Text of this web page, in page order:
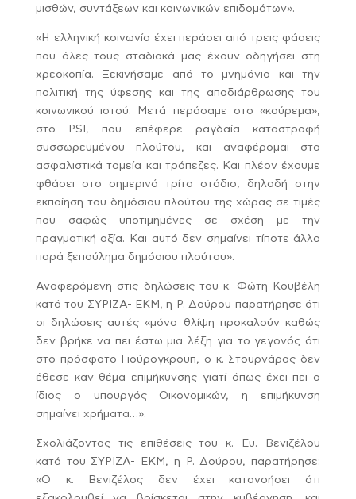
μισθών, συντάξεων και κοινωνικών επιδομάτων».
«Η ελληνική κοινωνία έχει περάσει από τρεις φάσεις
που όλες τους σταδιακά μας έχουν οδηγήσει στη
χρεοκοπία. Ξεκινήσαμε από το μνημόνιο και την
πολιτική της ύφεσης και της αποδιάρθρωσης του
κοινωνικού ιστού. Μετά περάσαμε στο «κούρεμα»,
στο PSI, που επέφερε ραγδαία καταστροφή
συσσωρευμένου πλούτου, και αναφέρομαι στα
ασφαλιστικά ταμεία και τράπεζες. Και πλέον έχουμε
φθάσει στο σημερινό τρίτο στάδιο, δηλαδή στην
εκποίηση του δημόσιου πλούτου της χώρας σε τιμές
που σαφώς υποτιμημένες σε σχέση με την
πραγματική αξία. Και αυτό δεν σημαίνει τίποτε άλλο
παρά ξεπούλημα δημόσιου πλούτου».
Αναφερόμενη στις δηλώσεις του κ. Φώτη Κουβέλη
κατά του ΣΥΡΙΖΑ- ΕΚΜ, η Ρ. Δούρου παρατήρησε ότι
οι δηλώσεις αυτές «μόνο θλίψη προκαλούν καθώς
δεν βρήκε να πει έστω μια λέξη για το γεγονός ότι
στο πρόσφατο Γιούρογκρουπ, ο κ. Στουρνάρας δεν
έθεσε καν θέμα επιμήκυνσης γιατί όπως έχει πει ο
ίδιος ο υπουργός Οικονομικών, η επιμήκυνση
σημαίνει χρήματα…».
Σχολιάζοντας τις επιθέσεις του κ. Ευ. Βενιζέλου
κατά του ΣΥΡΙΖΑ- ΕΚΜ, η Ρ. Δούρου, παρατήρησε:
«Ο κ. Βενιζέλος δεν έχει κατανοήσει ότι